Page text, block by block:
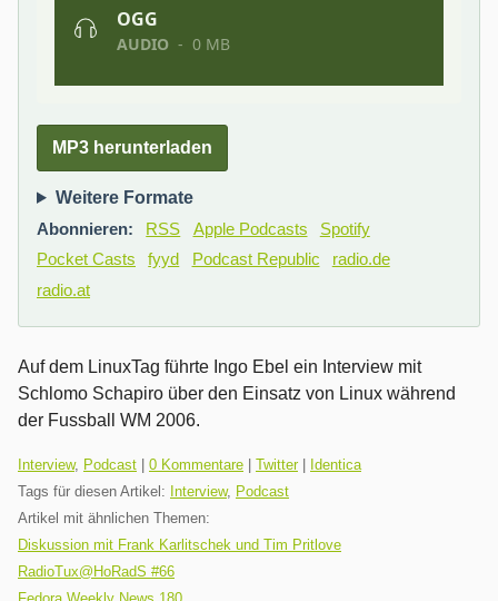
MP3 herunterladen
Weitere Formate
Abonnieren:
RSS Apple Podcasts
Spotify
Pocket Casts
fyyd Podcast Republic
radio.de
radio.at
Auf dem LinuxTag führte Ingo Ebel ein Interview mit
Schlomo Schapiro über den Einsatz von Linux während
der Fussball WM 2006.
Kategorien:
Interview, Podcast 0 Kommentare Twitter|
Identica
Tags für diesen Artikel: Interview, Podcast
Artikel mit ähnlichen Themen:
Diskussion mit Frank Karlitschek und Tim Pritlove
RadioTux@HoRadS #66